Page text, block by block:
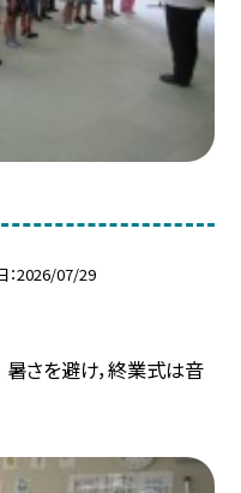
2026/07/29
暑さを避け，終業式は音